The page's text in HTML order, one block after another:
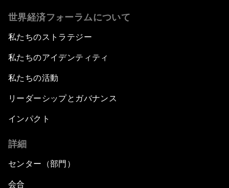
世界経済フォーラムについて
私たちのストラテジー
私たちのアイデンティティ
私たちの活動
リーダーシップとガバナンス
インパクト
詳細
センター（部門）
会合